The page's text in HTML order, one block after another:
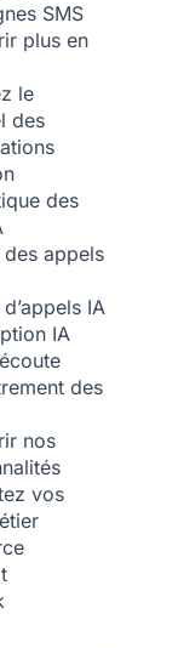
SMS
plus en
le
des
des
appels
IA
IA
des
nos
vos